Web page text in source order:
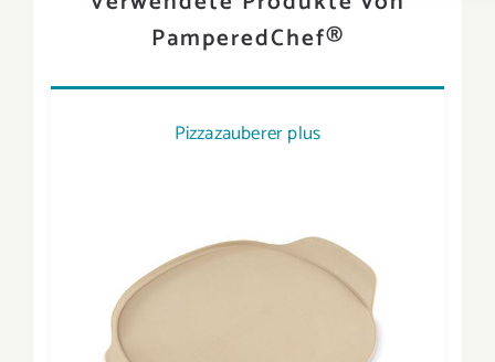
PamperedChef®
Pizzazauberer plus